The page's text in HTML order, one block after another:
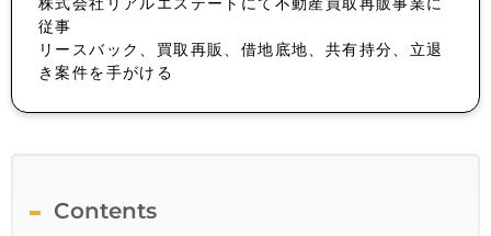
従事
リースバック、買取再販、借地底地、共有持分、立退
き案件を手がける
Contents